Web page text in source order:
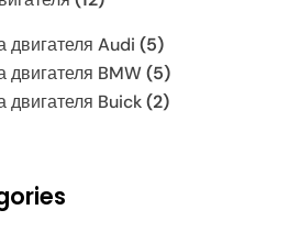
двигателя Audi (5)
двигателя BMW(5)
двигателя Buick(2)